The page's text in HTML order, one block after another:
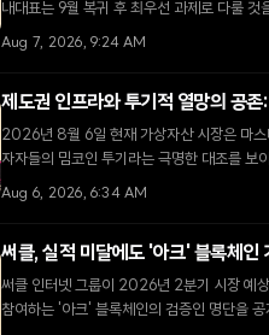
내대표는 9월 복귀 후 최우선 과제로 다룰
다.
Aug 7, 2026, 9:24 AM
제도권 인프라와 투기적 열망의 공
2026년 8월 6일 현재 가상자산 시장은 마스
자자들의 밈코인 투기라는 극명한 대조를 보
Aug 6, 2026, 6:34 AM
써클, 실적 미달에도 '아크' 블록체
써클 인터넷 그룹이 2026년 2분기 시장 예
참여하는 '아크' 블록체인의 검증인 명단을